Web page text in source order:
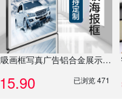
磁吸画框写真广告铝合金展示框宣传栏照片墙相框挂墙定制
15.90 已浏览 471